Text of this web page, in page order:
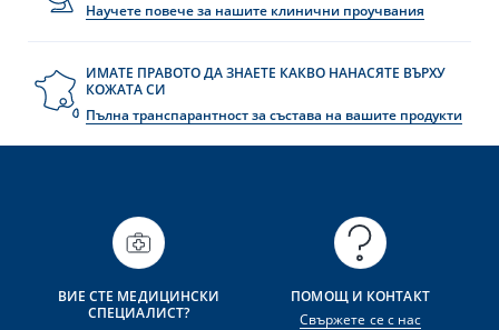
Научете повече за нашите клинични проучвания
ИМАТЕ ПРАВОТО ДА ЗНАЕТЕ КАКВО НАНАСЯТЕ ВЪРХУ
КОЖАТА СИ
Пълна транспарантност за състава на вашите продукти
ВИЕ СТЕ МЕДИЦИНСКИ
СПЕЦИАЛИСТ?
ПОМОЩ И КОНТАКТ
Свържете се с нас